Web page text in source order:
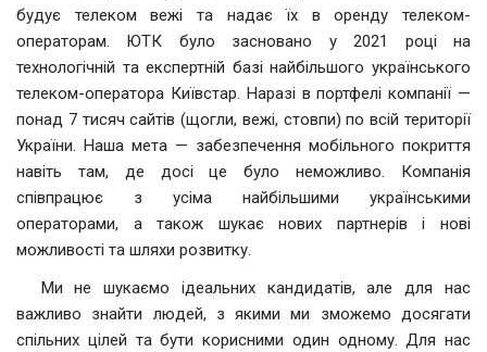
будує телеком вежі та надає їх в оренду телеком-
операторам. ЮТК було засновано у 2021 році на
технологічній та експертній базі найбільшого українського
телеком-оператора Київстар. Наразі в портфелі компанії —
понад 7 тисяч сайтів (щогли, вежі, стовпи) по всій території
України. Наша мета — забезпечення мобільного покриття
навіть там, де досі це було неможливо. Компанія
співпрацює з усіма найбільшими українськими
операторами, а також шукає нових партнерів і нові
можливості та шляхи розвитку.
Ми не шукаємо ідеальних кандидатів, але для нас
важливо знайти людей, з якими ми зможемо досягати
спільних цілей та бути корисними один одному. Для нас